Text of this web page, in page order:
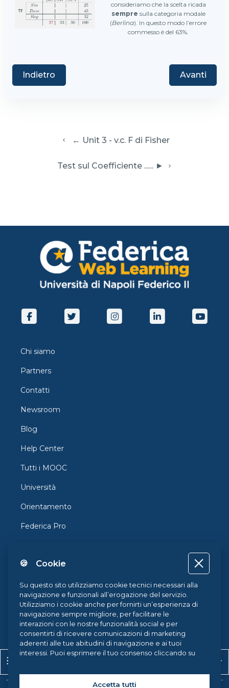
Apri indice del corso
Indietro Avanti
consideriamo che la scelta ricada
sempre sulla categoria modale
(Berlina). In questo modo l’errore
commesso è del 63%.
  ← Unit 3 - v.c. F di Fisher
Test sul Coefficiente ...... ►
Chi siamo
Partners
Contatti
Newsroom
Blog
Help Center
Tutti i MOOC
Università
Orientamento
Federica Pro
Federica Coursera
Accessibilità
Privacy
Termini e Condizioni
Cookie Policy
🍪 Cookie
Su questo sito utilizziamo cookie tecnici necessari alla
navigazione e funzionali all’erogazione del servizio.
Utilizziamo i cookie anche per fornirti un’esperienza di
navigazione sempre migliore, per facilitare le
interazioni con le nostre funzionalità social e per
consentirti di ricevere comunicazioni di marketing
aderenti alle tue abitudini di navigazione e ai tuoi
interessi. Puoi esprimere il tuo consenso cliccando su
tue preferenze accedendo al nostro
Accetta tutti